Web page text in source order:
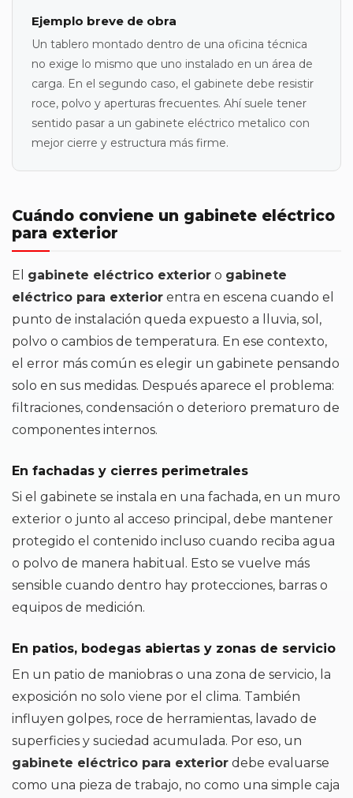
Ejemplo breve de obra
Un tablero montado dentro de una oficina técnica
no exige lo mismo que uno instalado en un área de
carga. En el segundo caso, el gabinete debe resistir
roce, polvo y aperturas frecuentes. Ahí suele tener
sentido pasar a un gabinete eléctrico metalico con
mejor cierre y estructura más firme.
Cuándo conviene un gabinete eléctrico
para exterior
El gabinete eléctrico exterior o gabinete
eléctrico para exterior entra en escena cuando el
punto de instalación queda expuesto a lluvia, sol,
polvo o cambios de temperatura. En ese contexto,
el error más común es elegir un gabinete pensando
solo en sus medidas. Después aparece el problema:
filtraciones, condensación o deterioro prematuro de
componentes internos.
En fachadas y cierres perimetrales
Si el gabinete se instala en una fachada, en un muro
exterior o junto al acceso principal, debe mantener
protegido el contenido incluso cuando reciba agua
o polvo de manera habitual. Esto se vuelve más
sensible cuando dentro hay protecciones, barras o
equipos de medición.
En patios, bodegas abiertas y zonas de servicio
En un patio de maniobras o una zona de servicio, la
exposición no solo viene por el clima. También
influyen golpes, roce de herramientas, lavado de
superficies y suciedad acumulada. Por eso, un
gabinete eléctrico para exterior debe evaluarse
como una pieza de trabajo, no como una simple caja